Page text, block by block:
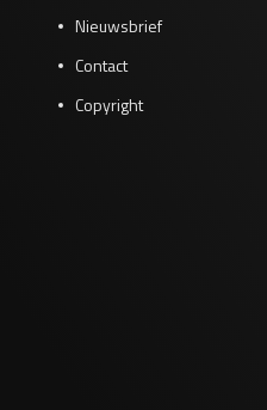
Nieuwsbrief
Contact
Copyright